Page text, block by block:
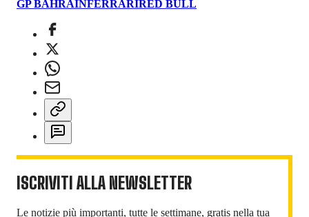
GP BAHRAINFERRARIRED BULL
ISCRIVITI ALLA NEWSLETTER
Le notizie più importanti, tutte le settimane, gratis nella tua